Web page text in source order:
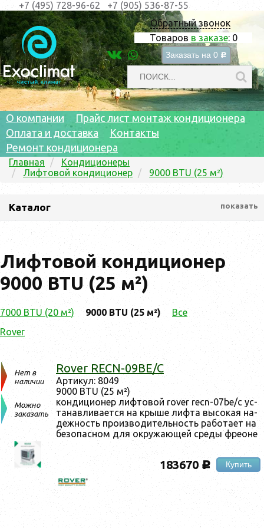
Обратный звонок
Товаров в заказе: 0
Заказать на 0 c
+7 (495) 728-96-62 +7 (905) 536-87-55
О компании
Прайс лист монтаж кондиционера
Оплата и доставка
Контакты
Ремонт кондиционера
Главная
Кондиционеры
Лифтовой кондиционер
9000 BTU (25 м²)
Каталог показать
Лифтовой кондиционер
9000 BTU (25 м²)
7000 BTU (20 м²) 9000 BTU (25 м²)
Все
Rover
Нет в
наличии
Можно
заказать
Rover RECN-09BE/C
Ар­ти­кул: 8049
9000 BTU (25 м²)
кон­ди­ци­онер лиф­то­вой rover recn-07be/c ус­
та­нав­ли­ва­ет­ся на кры­ше лиф­та вы­сокая на­
деж­ность про­из­во­дитель­ность ра­бота­ет на
бе­зопас­ном для ок­ру­жа­ющей сре­ды фре­оне
183670 c Купить